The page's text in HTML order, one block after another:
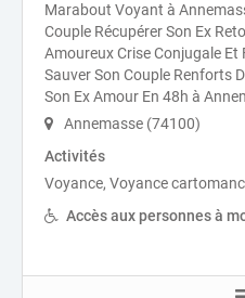
Marabout Voyant à
Couple Récupérer Son Ex
Amoureux Crise Conjugale Et
Sauver Son Couple Renforts
Son Ex Amour En 48h à
Annemasse (74100)
Activités
Voyance, Voyance
Accès aux personnes à